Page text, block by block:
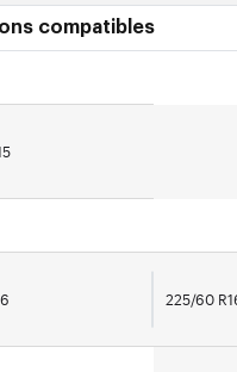
compatibles
225/60